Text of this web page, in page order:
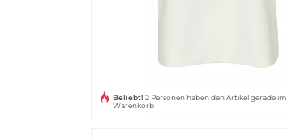
Beliebt! 2 Personen haben den Artikel gerade im
Warenkorb